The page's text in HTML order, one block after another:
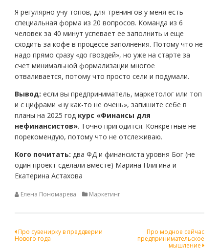
Я регулярно учу топов, для тренингов у меня есть
специальная форма из 20 вопросов. Команда из 6
человек за 40 минут успевает ее заполнить и еще
сходить за кофе в процессе заполнения. Потому что не
надо прямо сразу «до гвоздей», но уже на старте за
счет минимальной формализации многое
отваливается, потому что просто сели и подумали.
Вывод: если вы предприниматель, маркетолог или топ
и с цифрами «ну как-то не очень», запишите себе в
планы на 2025 год курс «Финансы для
нефинансистов». Точно пригодится. Конкретные не
порекомендую, потому что не отслеживаю.
Кого почитать: два ФД и финансиста уровня Бог (не
один проект сделали вместе) Марина Плигина и
Екатерина Астахова
Елена Пономарева Маркетинг
Навигация
Про сувенирку в преддверии
Нового года
Про модное сейчас
предпринимательское
мышление